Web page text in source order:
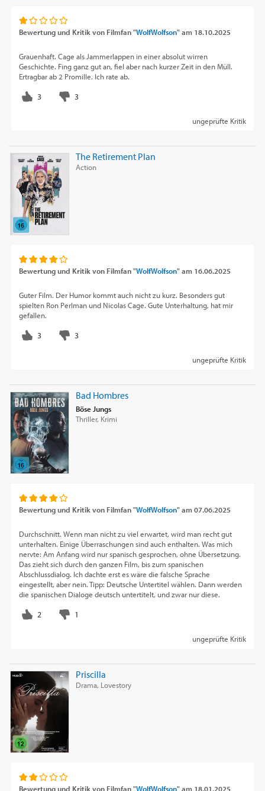
Bewertung und Kritik von Filmfan "WolfWolfson"am 18.10.2025
Grauenhaft. Cage als Jammerlappen in einer absolut wirren
Geschichte. Fing ganz gut an, fiel aber nach kurzer Zeit in den Müll.
Ertragbar ab 2 Promille. Ich rate ab.
ungeprüfte Kritik
The Retirement Plan
Action
Bewertung und Kritik von Filmfan "WolfWolfson"am 16.06.2025
Guter Film. Der Humor kommt auch nicht zu kurz. Besonders gut
spielten Ron Perlman und Nicolas Cage. Gute Unterhaltung, hat mir
gefallen.
ungeprüfte Kritik
Bad Hombres
Böse Jungs
Thriller, Krimi
Bewertung und Kritik von Filmfan "WolfWolfson"am07.06.2025
Durchschnitt. Wenn man nicht zu viel erwartet, wird man recht gut
unterhalten. Einige Überraschungen sind auch enthalten. Was mich
nervte: Am Anfang wird nur spanisch gesprochen, ohne Übersetzung.
Das zieht sich durch den ganzen Film, bis zum spanischen
Abschlussdialog. Ich dachte erst es wäre die falsche Sprache
eingestellt, aber nein. Tipp: Deutsche Untertitel wählen. Dann werden
die spanischen Dialoge deutsch untertitelt, und zwar nur diese.
ungeprüfte Kritik
Priscilla
Drama, Lovestory
Bewertung und Kritik von Filmfan "WolfWolfson"am 18.01.2025